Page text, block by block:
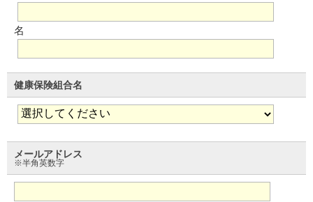
名
健康保険組合名
メールアドレス
※半角英数字